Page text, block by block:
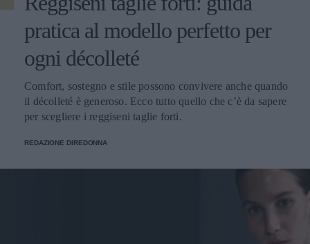
pratica al modello perfetto per
ogni décolleté
Comfort, sostegno e stile possono convivere anche quando
il décolleté è generoso. Ecco tutto quello che c’è da sapere
per scegliere i reggiseni taglie forti.
REDAZIONE DIREDONNA